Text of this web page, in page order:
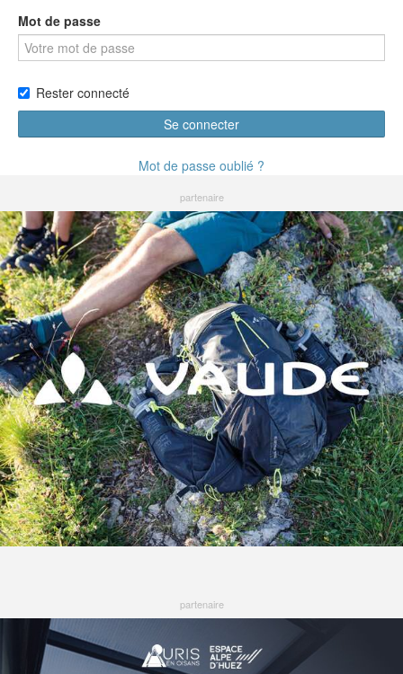
Mot de passe
Rester connecté
Se connecter
Mot de passe oublié ?